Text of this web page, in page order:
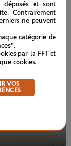
déposés et sont
Contrairement
ne peuvent
catégorie de
par la FFT et
cookies.
VOS